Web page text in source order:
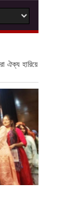
ঐক্য হারিয়ে